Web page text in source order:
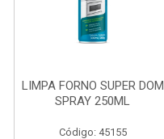
LIMPA FORNO SUPER DOM
SPRAY 250ML
Código: 45155